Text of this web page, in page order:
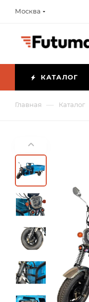
Москва
КАТАЛОГ
Главная — Каталог